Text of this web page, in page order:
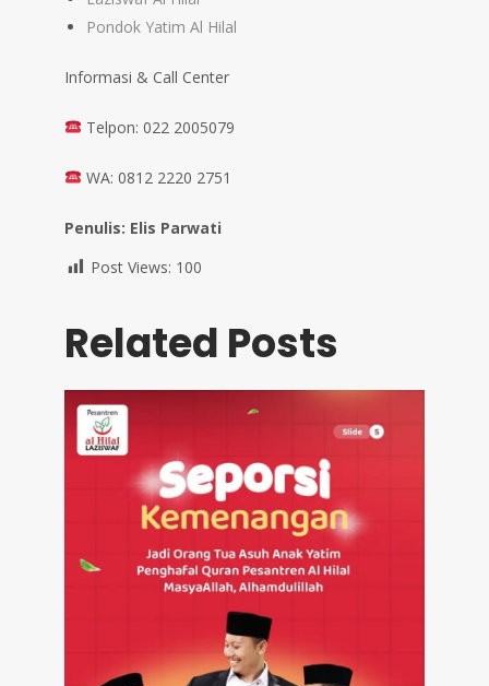
Pondok Yatim Al Hilal
Informasi & Call Center
Telpon: 022 2005079
WA: 0812 2220 2751
Penulis: Elis Parwati
Post Views: 100
Related Posts